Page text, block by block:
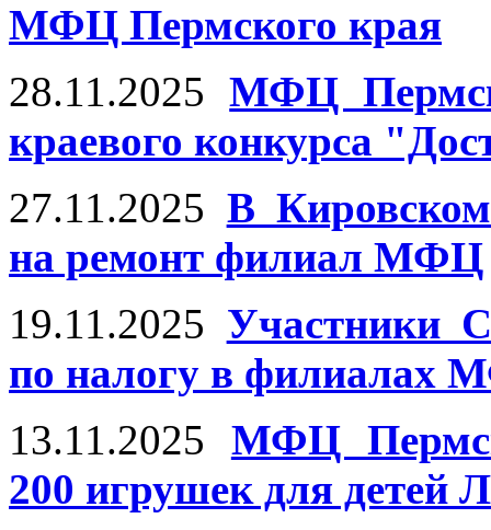
МФЦ Пермского края
28.11.2025 МФЦ
краевого конкурса
27.11.2025 В
на ремонт филиал МФЦ
19.11.2025 Участники
по налогу в филиалах
13.11.2025
МФЦ
200 игрушек для детей